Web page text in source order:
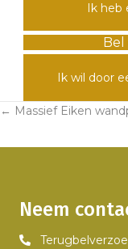
Ik
Ik wil door
Posts
navigation
← Massief Eiken
Neem